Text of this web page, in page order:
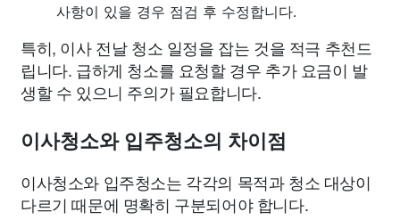
사항이 있을 경우 점검 후 수정합니다.
특히, 이사 전날 청소 일정을 잡는 것을 적극 추천드
립니다. 급하게 청소를 요청할 경우 추가 요금이 발
생할 수 있으니 주의가 필요합니다.
이사청소와 입주청소의 차이점
이사청소와 입주청소는 각각의 목적과 청소 대상이
다르기 때문에 명확히 구분되어야 합니다.